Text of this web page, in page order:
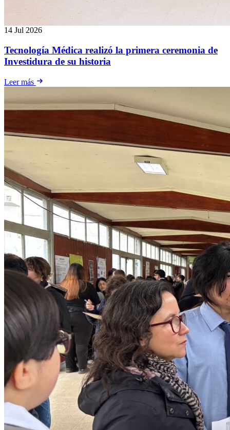
14 Jul 2026
Tecnología Médica realizó la primera ceremonia de
Investidura de su historia
Leer más